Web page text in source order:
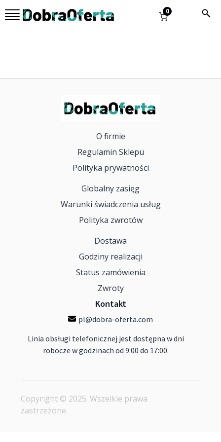
Koszyk
0
FEROMONY
O firmie
Regulamin Sklepu
Polityka prywatności
Globalny zasięg
Warunki świadczenia usług
Polityka zwrotów
Dostawa
Godziny realizacji
Status zamówienia
Zwroty
Kontakt
pl@dobra-oferta.com
Linia obsługi telefonicznej jest dostępna w dni
robocze w godzinach od 9:00 do 17:00.
Copyright © 2025. Wszelkie prawa
zastrzeżone.